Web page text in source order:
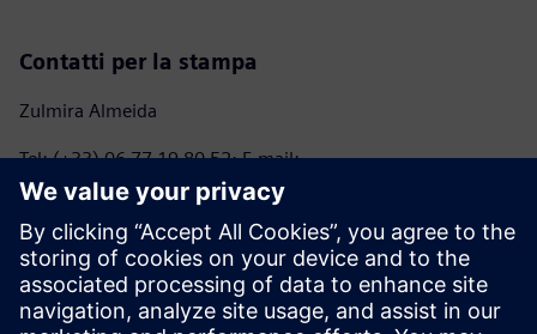
Contatti per la stampa
Zulmira Almeida
Tel: (+33) 06 77 19 80 52; E-mail:
marie.almeida@siemens.com
Anna Romanelli - ITALMARCO
Tel: (+39) 02 70 10 46 45 – (+39) 347 745 04 09; E-mail:
anna@italmarco.com